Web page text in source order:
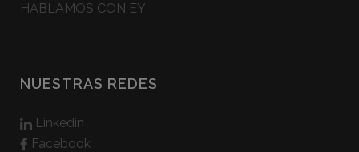
HABLAMOS CON EY
NUESTRAS REDES
Linkedin
Facebook